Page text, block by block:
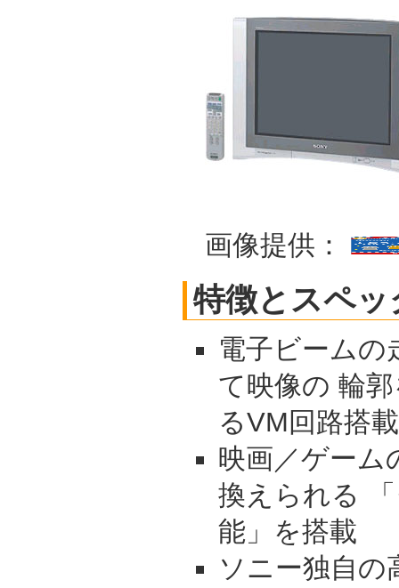
画像提供：
特徴とスペッ
電子ビームの
て映像の 輪
るVM回路搭載
映画／ゲーム
換えられる
能」を搭載
ソニー独自の